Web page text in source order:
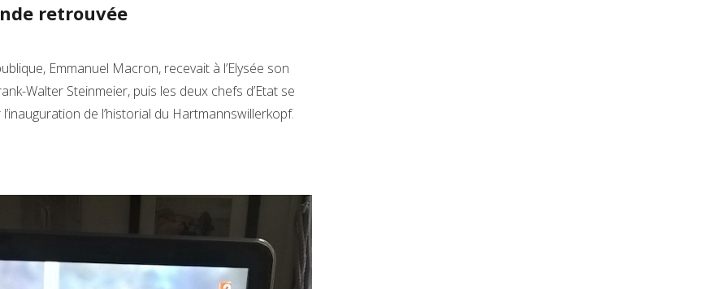
retrouvée
Emmanuel Macron, recevait à l’Elysée son
Walter Steinmeier, puis les deux chefs d’Etat se
de l’historial du Hartmannswillerkopf.